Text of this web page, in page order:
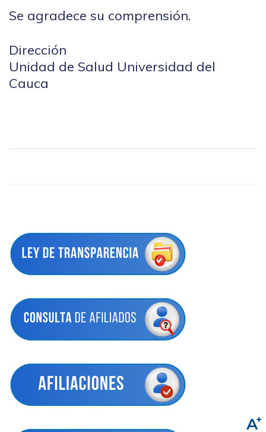
Se agradece su comprensión.
Dirección
Unidad de Salud Universidad del
Cauca